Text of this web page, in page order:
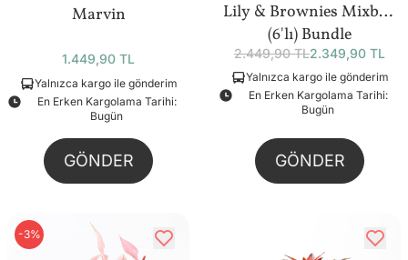
Marvin
1.449,90 TL
Yalnızca kargo ile gönderim
En Erken Kargolama Tarihi:
Bugün
GÖNDER
Lily & Brownies Mixbox
(6'lı) Bundle
2.449,90 TL2.349,90 TL
Yalnızca kargo ile gönderim
En Erken Kargolama Tarihi:
Bugün
GÖNDER
-3%